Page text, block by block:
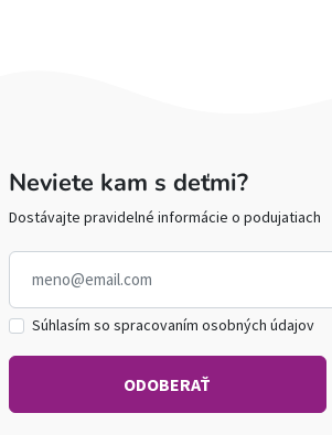
Neviete kam s deťmi?
Dostávajte pravidelné informácie o podujatiach
Súhlasím so spracovaním osobných údajov